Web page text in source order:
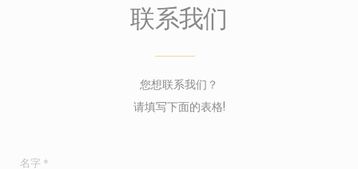
联系我们
您想联系我们？
请填写下面的表格!